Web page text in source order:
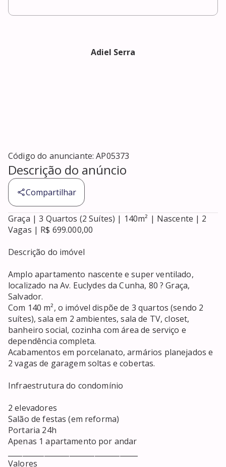
Adiel Serra
Código do anunciante:AP05373
Descrição do anúncio
Compartilhar
Graça | 3 Quartos (2 Suítes) | 140m² | Nascente | 2
Vagas | R$ 699.000,00
Descrição do imóvel
Amplo apartamento nascente e super ventilado,
localizado na Av. Euclydes da Cunha, 80 ? Graça,
Salvador.
Com 140 m², o imóvel dispõe de 3 quartos (sendo 2
suítes), sala em 2 ambientes, sala de TV, closet,
banheiro social, cozinha com área de serviço e
dependência completa.
Acabamentos em porcelanato, armários planejados e
2 vagas de garagem soltas e cobertas.
Infraestrutura do condomínio
2 elevadores
Salão de festas (em reforma)
Portaria 24h
Apenas 1 apartamento por andar
Valores